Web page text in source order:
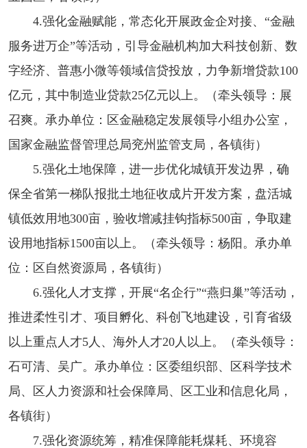
4.强化金融赋能，常态化开展政金企对接、“金融
服务进万企”等活动，引导金融机构加大科技创新、数
字经济、普惠小微等领域信贷投放，力争新增贷款100
亿元，其中制造业贷款25亿元以上。（牵头领导：展
召爽。承办单位：区金融稳定发展领导小组办公室，
国家金融监督管理总局兖州监管支局，各镇街）
5.强化土地保障，进一步优化城镇开发边界，确
保全省第一梯队报批土地征收成片开发方案，盘活城
镇低效用地300亩，验收增减挂钩指标500亩，争取建
设用地指标1500亩以上。（牵头领导：杨阳。承办单
位：区自然资源局，各镇街）
6.强化人才支撑，开展“名企行”“燕归巢”等活动，
推进柔性引才、项目孵化、科创飞地建设，引育省级
以上重点人才5人、海外人才20人以上。（牵头领导：
石可清、吴广。承办单位：区委组织部、区科学技术
局、区人力资源和社会保障局、区工业和信息化局，
各镇街）
7.强化资源统筹，精准保障能耗煤耗、环境容